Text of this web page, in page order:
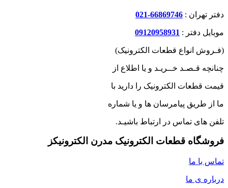
دفتر تهران : 66869746-021
موبایل دفتر : 09120958931
(فـروش انواع قطعات الکترونیک)
چنانچه قـصـد خــریـد و یا اطلاع از
قیمت قطعات الکترونیک را دارید با
ما از طریق پیامرسان ها و یا شماره
تلفن های تماس در ارتباط باشیـد.
فروشگاه قطعات الکترونیک مدرن الکترونیکز
تماس با ما
درباره ی ما